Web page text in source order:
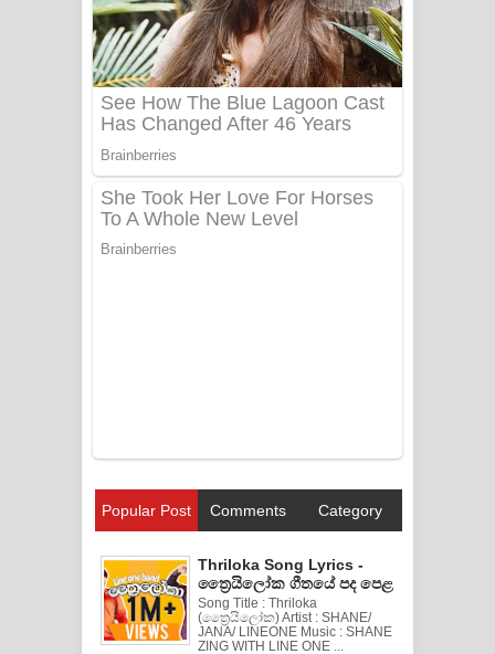
Popular Post Comments Category
Thriloka Song Lyrics -
ත්‍රෛයිලෝක ගීතයේ පද පෙළ
Song Title : Thriloka
(ත්‍රෛයිලෝක) Artist : SHANE/
JANA/ LINEONE Music : SHANE
ZING WITH LINE ONE ...